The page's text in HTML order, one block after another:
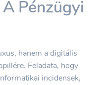
Pénzügyi
hanem a digitális
Feladata, hogy
incidensek,